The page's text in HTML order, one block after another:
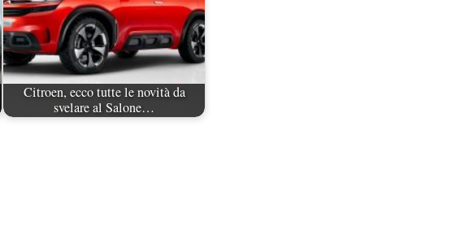
Citroen, ecco tutte le novità da
svelare al Salone…